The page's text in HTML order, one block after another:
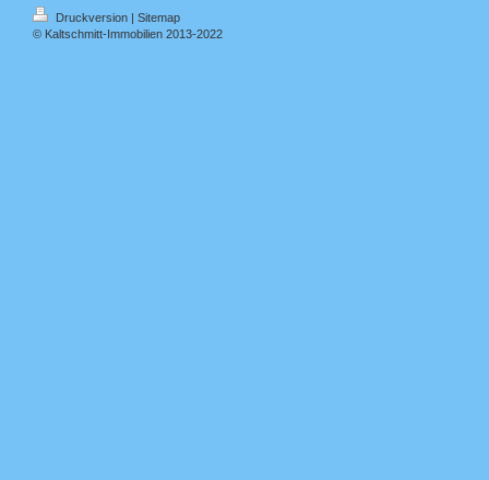
Druckversion | Sitemap
© Kaltschmitt-Immobilien 2013-2022